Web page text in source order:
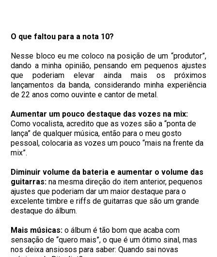
O que faltou para a nota 10?
Nesse bloco eu me coloco na posição de um “produtor”,
dando a minha opinião, pensando em pequenos ajustes
que poderiam elevar ainda mais os próximos
lançamentos da banda, considerando minha experiência
de 22 anos como ouvinte e cantor de metal.
Aumentar um pouco destaque das vozes na mix:
Como vocalista, acredito que as vozes são a “ponta de
lança” de qualquer música, então para o meu gosto
pessoal, colocaria as vozes um pouco “mais na frente da
mix”.
Diminuir volume da bateria e aumentar o volume das
guitarras: na mesma direção do item anterior, pequenos
ajustes que poderiam dar um maior destaque para o
excelente timbre e riffs de guitarras que são um grande
destaque do álbum.
Mais músicas: o álbum é tão bom que acaba com
sensação de “quero mais”, o que é um ótimo sinal, mas
nos deixa ansiosos para saber: Quando sai novas